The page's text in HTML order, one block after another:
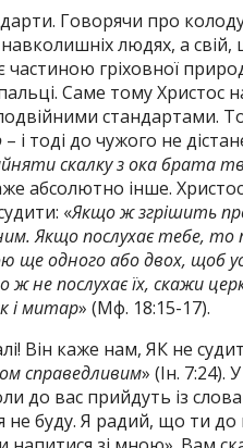
Говорячи про
людях, а
гріховної
Саме тому Христос
стандартами.
– і тоді до чужого не
скалку з ока брата
абсолютно інше.
«Якщо ж згрішить
Якщо послухає тебе,
ще одного або двох, щоб
не послухає їх, скажи
і митар» (Мф. 18:15-17).
Він каже нам, ЯК не
справедливим» (Ін. 7:24).
до вас прийдуть із
я не буду. Я радий, що ти